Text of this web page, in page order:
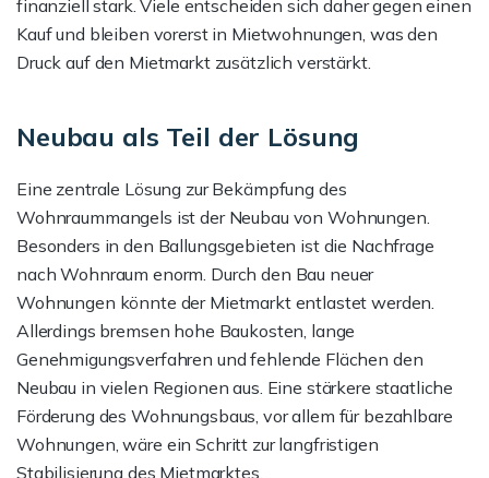
finanziell stark. Viele entscheiden sich daher gegen einen
Kauf und bleiben vorerst in Mietwohnungen, was den
Druck auf den Mietmarkt zusätzlich verstärkt.
Neubau als Teil der Lösung
Eine zentrale Lösung zur Bekämpfung des
Wohnraummangels ist der Neubau von Wohnungen.
Besonders in den Ballungsgebieten ist die Nachfrage
nach Wohnraum enorm. Durch den Bau neuer
Wohnungen könnte der Mietmarkt entlastet werden.
Allerdings bremsen hohe Baukosten, lange
Genehmigungsverfahren und fehlende Flächen den
Neubau in vielen Regionen aus. Eine stärkere staatliche
Förderung des Wohnungsbaus, vor allem für bezahlbare
Wohnungen, wäre ein Schritt zur langfristigen
Stabilisierung des Mietmarktes.